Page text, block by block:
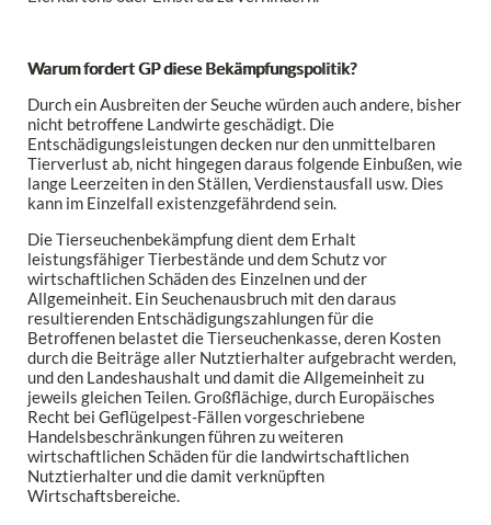
Warum fordert GP diese Bekämpfungspolitik?
Durch ein Ausbreiten der Seuche würden auch andere, bisher
nicht betroffene Landwirte geschädigt. Die
Entschädigungsleistungen decken nur den unmittelbaren
Tierverlust ab, nicht hingegen daraus folgende Einbußen, wie
lange Leerzeiten in den Ställen, Verdienstausfall usw. Dies
kann im Einzelfall existenzgefährdend sein.
Die Tierseuchenbekämpfung dient dem Erhalt
leistungsfähiger Tierbestände und dem Schutz vor
wirtschaftlichen Schäden des Einzelnen und der
Allgemeinheit. Ein Seuchenausbruch mit den daraus
resultierenden Entschädigungszahlungen für die
Betroffenen belastet die Tierseuchenkasse, deren Kosten
durch die Beiträge aller Nutztierhalter aufgebracht werden,
und den Landeshaushalt und damit die Allgemeinheit zu
jeweils gleichen Teilen. Großflächige, durch Europäisches
Recht bei Geflügelpest-Fällen vorgeschriebene
Handelsbeschränkungen führen zu weiteren
wirtschaftlichen Schäden für die landwirtschaftlichen
Nutztierhalter und die damit verknüpften
Wirtschaftsbereiche.